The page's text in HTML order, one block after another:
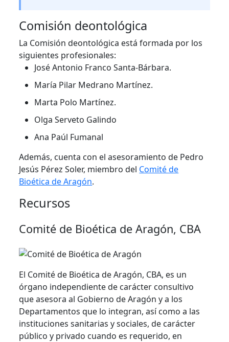
Comisión deontológica
La Comisión deontológica está formada por los
siguientes profesionales:
José Antonio Franco Santa-Bárbara.
María Pilar Medrano Martínez.
Marta Polo Martínez.
Olga Serveto Galindo
Ana Paúl Fumanal
Además, cuenta con el asesoramiento de Pedro
Jesús Pérez Soler, miembro del Comité de
Bioética de Aragón.
Recursos
Comité de Bioética de Aragón, CBA
El Comité de Bioética de Aragón, CBA, es un
órgano independiente de carácter consultivo
que asesora al Gobierno de Aragón y a los
Departamentos que lo integran, así como a las
instituciones sanitarias y sociales, de carácter
público y privado cuando es requerido, en